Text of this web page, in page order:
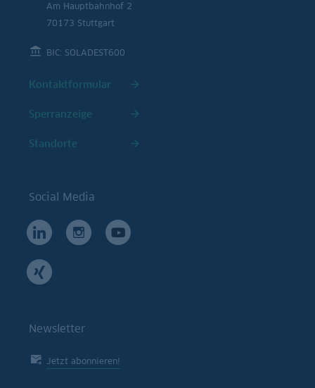
Am Hauptbahnhof 2
70173 Stuttgart
BIC: SOLADEST600
Kontaktformular
Sperranzeige
Standorte
Social Media
Newsletter
Jetzt abonnieren!